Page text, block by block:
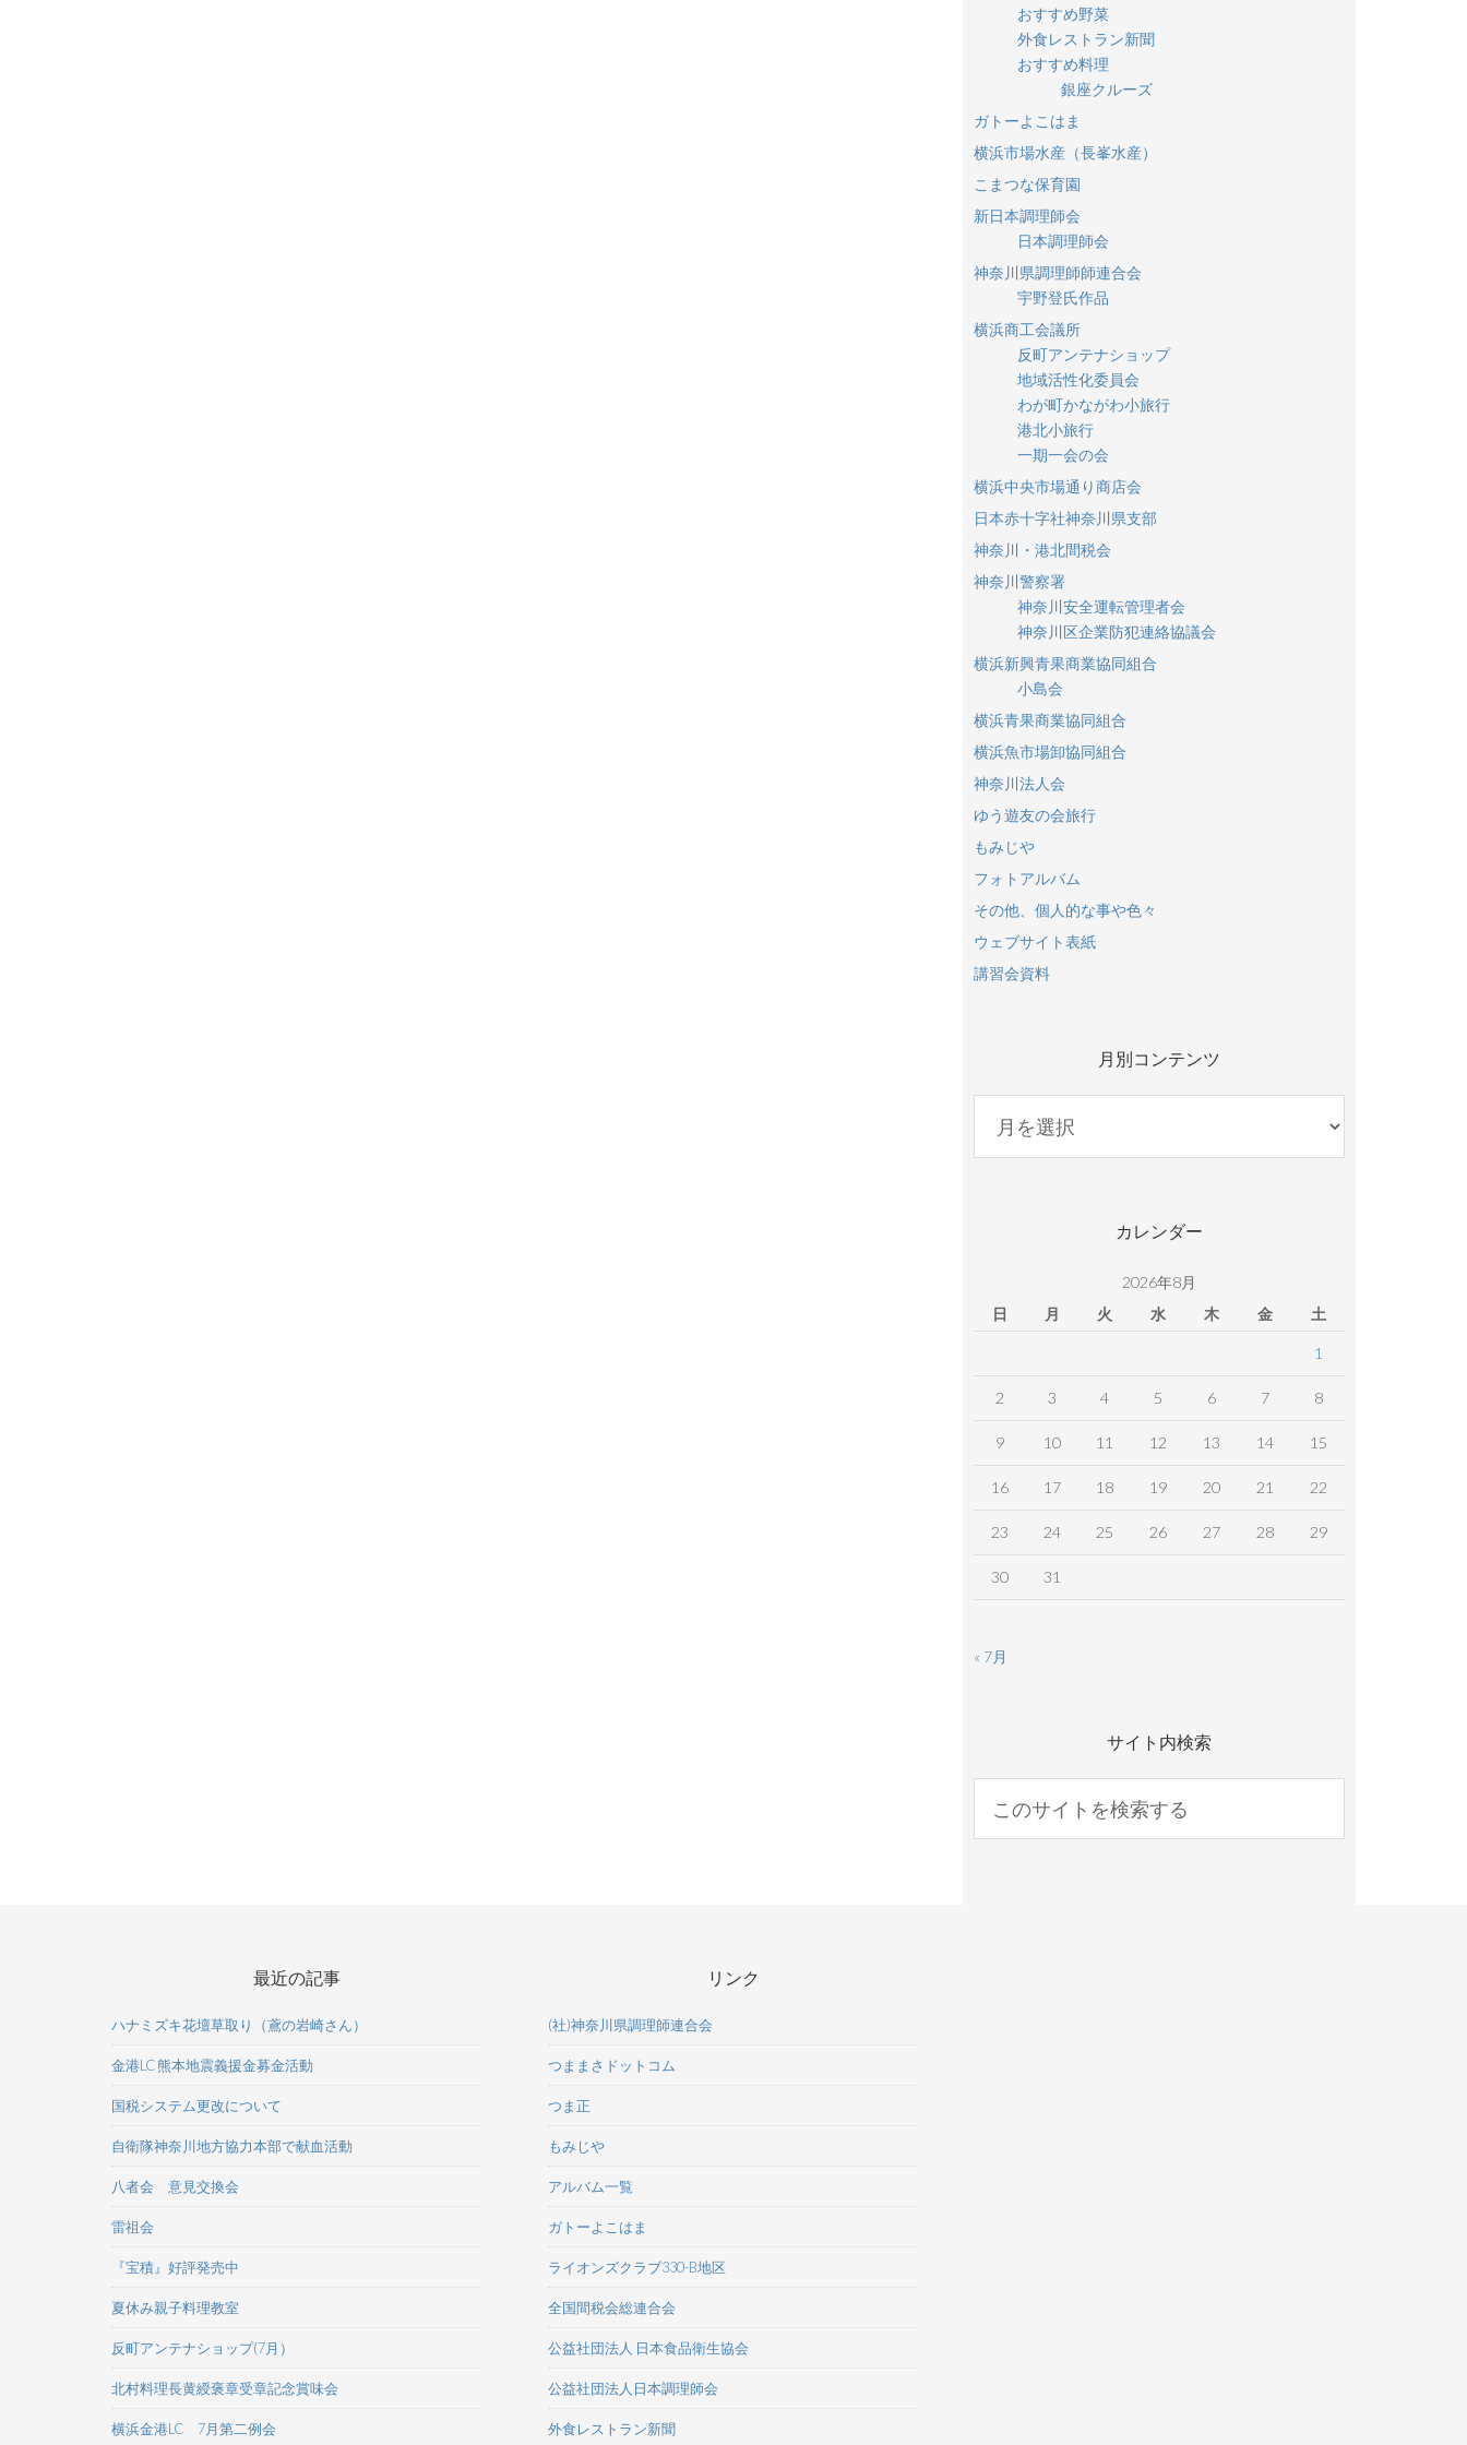
おすすめ野菜
外食レストラン新聞
おすすめ料理
銀座クルーズ
ガトーよこはま
横浜市場水産（長峯水産）
こまつな保育園
新日本調理師会
日本調理師会
神奈川県調理師師連合会
宇野登氏作品
横浜商工会議所
反町アンテナショップ
地域活性化委員会
わが町かながわ小旅行
港北小旅行
一期一会の会
横浜中央市場通り商店会
日本赤十字社神奈川県支部
神奈川・港北間税会
神奈川警察署
神奈川安全運転管理者会
神奈川区企業防犯連絡協議会
横浜新興青果商業協同組合
小島会
横浜青果商業協同組合
横浜魚市場卸協同組合
神奈川法人会
ゆう遊友の会旅行
もみじや
フォトアルバム
その他、個人的な事や色々
ウェブサイト表紙
講習会資料
月別コンテンツ
コ
カレンダー
2026年8月
日
月 火 水 木 金 土
1
2 3 4 5 6 7 8
9 10 11 12 13 14 15
16 17 18 19 20 21 22
23 24 25 26 27 28 29
30 31
« 7月
サイト内検索
最近の記事
ハナミズキ花壇草取り（鳶の岩崎さん）
金港LC 熊本地震義援金募金活動
国税システム更改について
自衛隊神奈川地方協力本部で献血活動
八者会 意見交換会
雷祖会
『宝積』好評発売中
夏休み親子料理教室
反町アンテナショップ(7月）
北村料理長黄綬褒章受章記念賞味会
横浜金港LC 7月第二例会
リンク
(社)神奈川県調理師連合会
つままさドットコム
つま正
もみじや
アルバム一覧
ガトーよこはま
ライオンズクラブ330-B地区
全国間税会総連合会
公益社団法人 日本食品衛生協会
公益社団法人日本調理師会
外食レストラン新聞